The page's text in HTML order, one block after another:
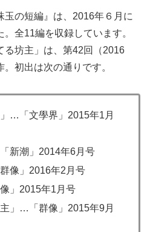
玉の短編』は、2016年６月に
全11編を収録しています。
る坊主」は、第42回（2016
初出は次の通りです。
」…「文學界」2015年1月
新潮」2014年6月号
像」2016年2月号
」2015年1月号
主」…「群像」2015年9月